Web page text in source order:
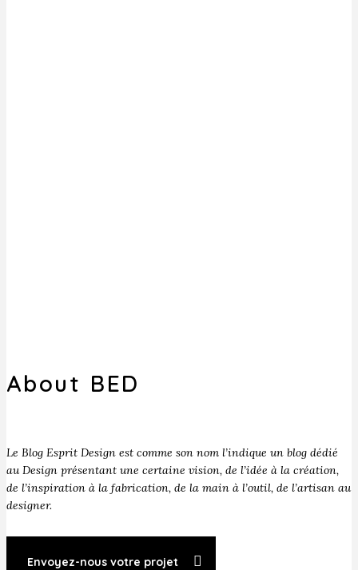
About BED
Le Blog Esprit Design est comme son nom l’indique un blog dédié
au Design présentant une certaine vision, de l’idée à la création,
de l’inspiration à la fabrication, de la main à l’outil, de l’artisan au
designer.
Envoyez-nous votre projet